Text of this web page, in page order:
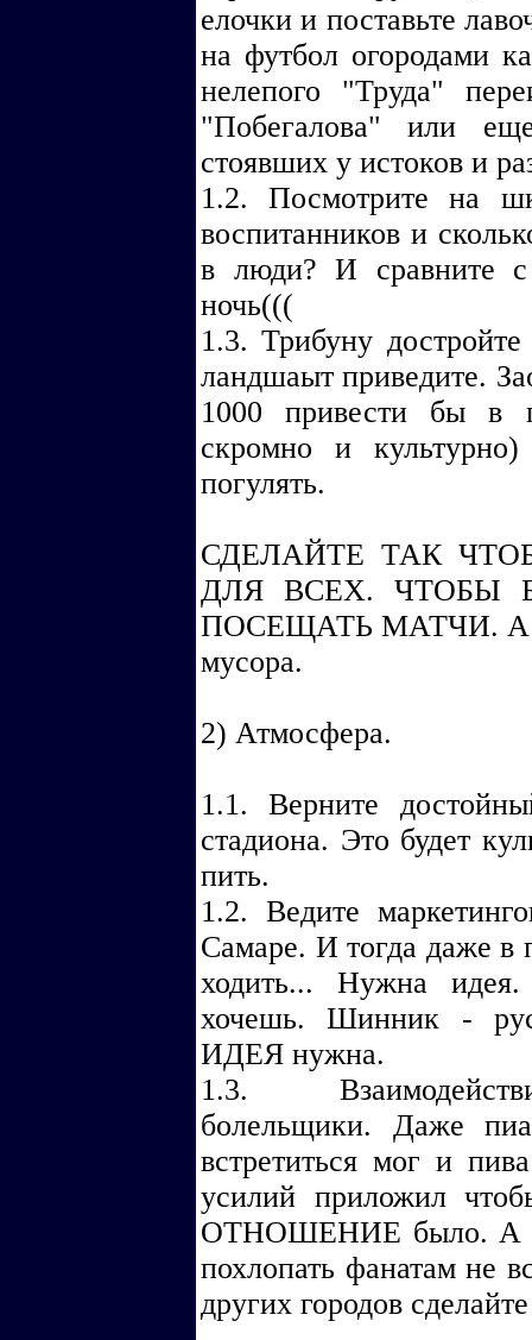
елочки и поставьте
на футбол огородами
нелепого "Труда"
"Побегалова" или
стоявших у истоков и
1.2. Посмотрите на
воспитанников и
в люди? И сравните
ночь(((
1.3. Трибуну
ландшаыт приведите.
1000 привести бы в
скромно и
погулять.
СДЕЛАЙТЕ ТАК
ДЛЯ ВСЕХ. ЧТОБЫ
ПОСЕЩАТЬ МАТЧИ. А не
мусора.
2) Атмосфера.
1.1. Верните
стадиона. Это будет
пить.
1.2. Ведите
Самаре. И тогда даже в
ходить... Нужна
хочешь. Шинник -
ИДЕЯ нужна.
1.3.
болельщики. Даже
встретиться мог и
усилий приложил
ОТНОШЕНИЕ было. А в
похлопать фанатам не
других городов